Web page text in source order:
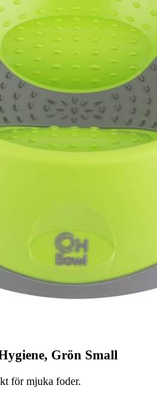
Grön Small
för mjuka foder.